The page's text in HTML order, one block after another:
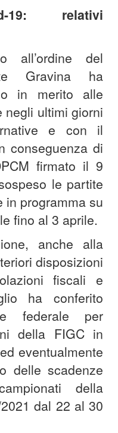
19: relativi
all’ordine del
Gravina ha
in merito alle
negli ultimi giorni
e con il
conseguenza di
firmato il 9
le partite
in programma su
fino al 3 aprile.
anche alla
disposizioni
fiscali e
ha conferito
federale per
della FIGC in
eventualmente
delle scadenze
della
dal 22 al 30